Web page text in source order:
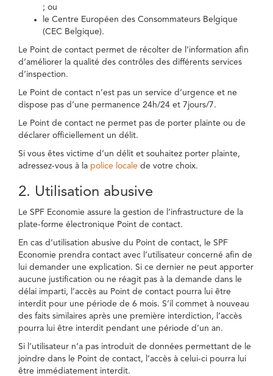
; ou
le Centre Européen des Consommateurs Belgique
(CEC Belgique).
Le Point de contact permet de récolter de l’information afin
d’améliorer la qualité des contrôles des différents services
d’inspection.
Le Point de contact n’est pas un service d’urgence et ne
dispose pas d’une permanence 24h/24 et 7jours/7.
Le Point de contact ne permet pas de porter plainte ou de
déclarer officiellement un délit.
Si vous êtes victime d’un délit et souhaitez porter plainte,
adressez-vous à la police locale de votre choix.
2. Utilisation abusive
Le SPF Economie assure la gestion de l’infrastructure de la
plate-forme électronique Point de contact.
En cas d’utilisation abusive du Point de contact, le SPF
Economie prendra contact avec l’utilisateur concerné afin de
lui demander une explication. Si ce dernier ne peut apporter
aucune justification ou ne réagit pas à la demande dans le
délai imparti, l’accès au Point de contact pourra lui être
interdit pour une période de 6 mois. S’il commet à nouveau
des faits similaires après une première interdiction, l’accès
pourra lui être interdit pendant une période d’un an.
Si l’utilisateur n’a pas introduit de données permettant de le
joindre dans le Point de contact, l’accès à celui-ci pourra lui
être immédiatement interdit.